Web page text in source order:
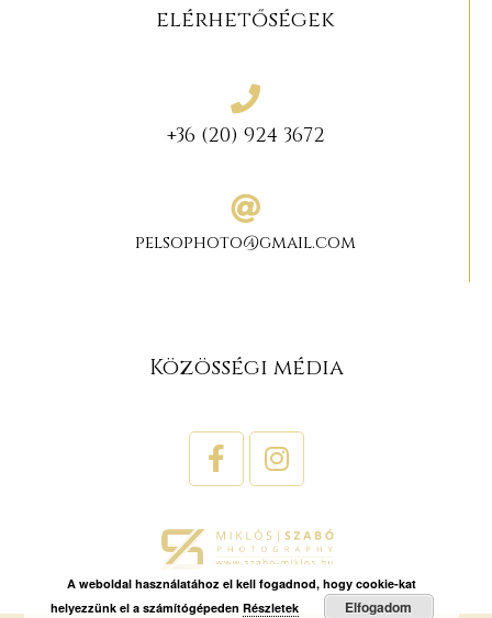
elérhetőségek
+36 (20) 924 3672
pelsophoto@gmail.com
Közösségi média
A weboldal használatához el kell fogadnod, hogy cookie-kat
helyezzünk el a számítógépeden Részletek Elfogadom